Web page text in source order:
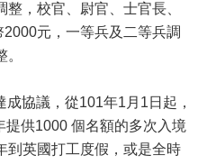
，校官、尉官、士官長、
元，一等兵及二等兵調
協議，從101年1月1日起，
供1000 個名額的多次入境
到英國打工度假，或是全時